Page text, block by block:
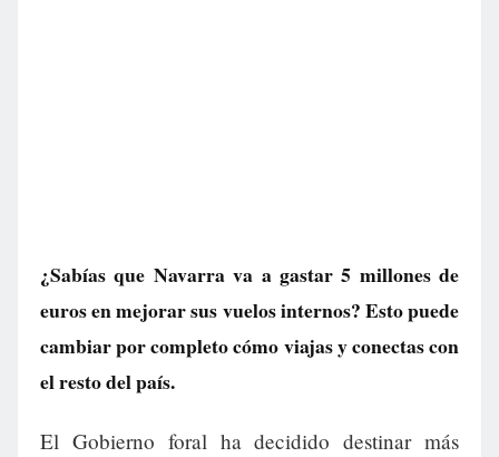
¿Sabías que Navarra va a gastar 5 millones de
euros en mejorar sus vuelos internos? Esto puede
cambiar por completo cómo viajas y conectas con
el resto del país.
El Gobierno foral ha decidido destinar más